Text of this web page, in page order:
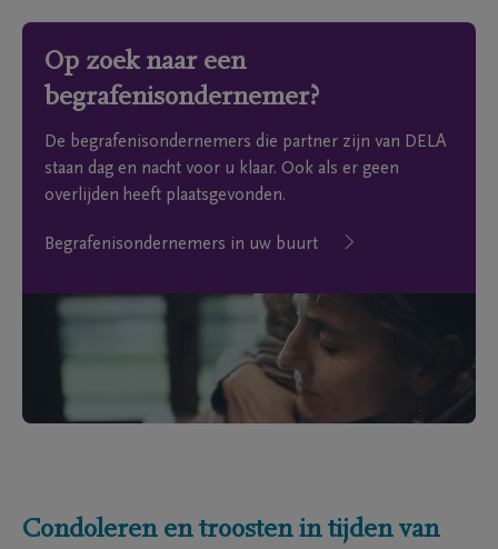
Op zoek naar een
begrafenisondernemer?
De begrafenisondernemers die partner zijn van DELA
staan dag en nacht voor u klaar. Ook als er geen
overlijden heeft plaatsgevonden.
Begrafenisondernemers in uw buurt
Condoleren en troosten in tijden van